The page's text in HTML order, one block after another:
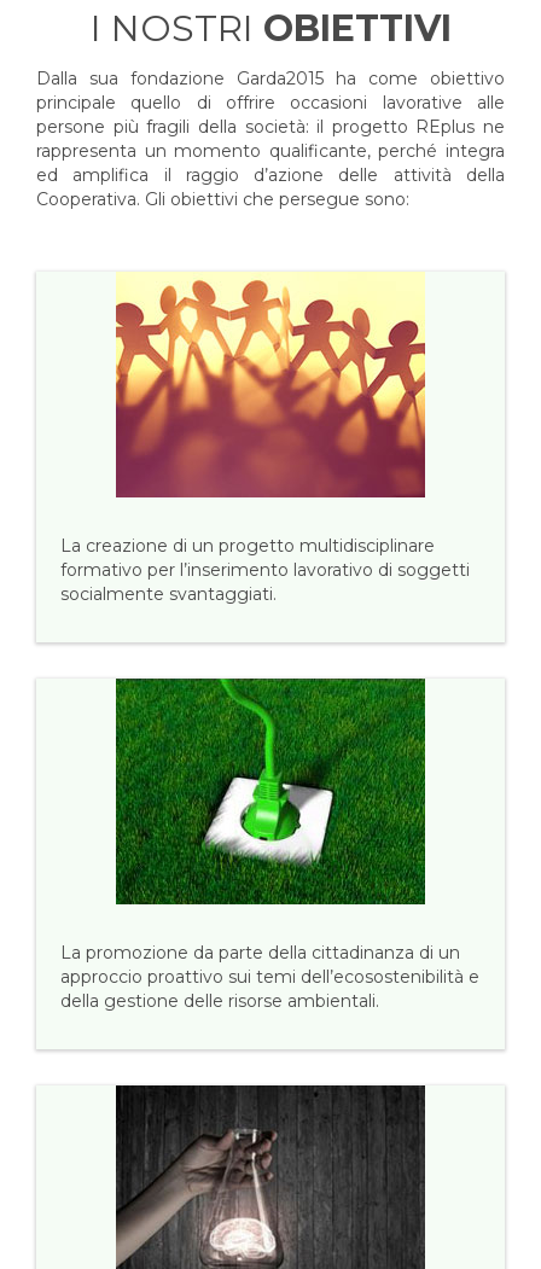
I NOSTRI OBIETTIVI
Dalla sua fondazione Garda2015 ha come obiettivo
principale quello di offrire occasioni lavorative alle
persone più fragili della società: il progetto REplus ne
rappresenta un momento qualificante, perché integra
ed amplifica il raggio d’azione delle attività della
Cooperativa. Gli obiettivi che persegue sono:
La creazione di un progetto multidisciplinare
formativo per l’inserimento lavorativo di soggetti
socialmente svantaggiati.
La promozione da parte della cittadinanza di un
approccio proattivo sui temi dell’ecosostenibilità e
della gestione delle risorse ambientali.